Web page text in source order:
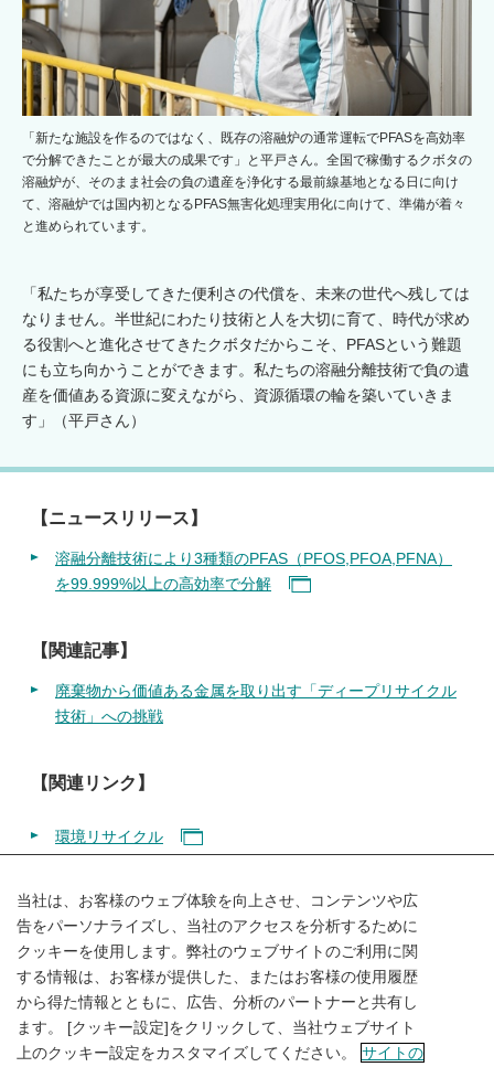
「新たな施設を作るのではなく、既存の溶融炉の通常運転でPFASを高効率
で分解できたことが最大の成果です」と平戸さん。全国で稼働するクボタの
溶融炉が、そのまま社会の負の遺産を浄化する最前線基地となる日に向け
て、溶融炉では国内初となるPFAS無害化処理実用化に向けて、準備が着々
と進められています。
「私たちが享受してきた便利さの代償を、未来の世代へ残しては
なりません。半世紀にわたり技術と人を大切に育て、時代が求め
る役割へと進化させてきたクボタだからこそ、PFASという難題
にも立ち向かうことができます。私たちの溶融分離技術で負の遺
産を価値ある資源に変えながら、資源循環の輪を築いていきま
す」（平戸さん）
【ニュースリリース】
溶融分離技術により3種類のPFAS（PFOS,PFOA,PFNA）
を99.999%以上の高効率で分解
【関連記事】
廃棄物から価値ある金属を取り出す「ディープリサイクル
技術」への挑戦
【関連リンク】
環境リサイクル
SHARE
当社は、お客様のウェブ体験を向上させ、コンテンツや広
告をパーソナライズし、当社のアクセスを分析するために
クッキーを使用します。弊社のウェブサイトのご利用に関
する情報は、お客様が提供した、またはお客様の使用履歴
から得た情報とともに、広告、分析のパートナーと共有し
ます。 [クッキー設定]をクリックして、当社ウェブサイト
上のクッキー設定をカスタマイズしてください。
サイトの